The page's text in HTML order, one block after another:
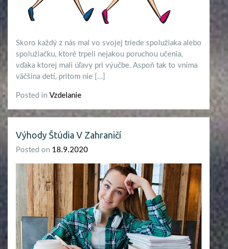
Skoro každý z nás mal vo svojej triede spolužiaka alebo
spolužiačku, ktoré trpeli nejakou poruchou učenia,
vďaka ktorej mali úľavy pri výučbe. Aspoň tak to vníma
väčšina detí, pritom nie […]
Posted in Vzdelanie
Výhody Štúdia V Zahraničí
Posted on 18.9.2020